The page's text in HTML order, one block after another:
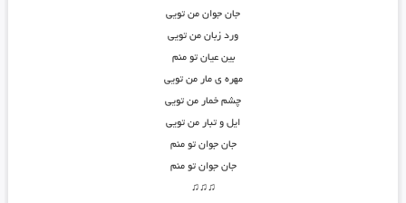
جان جوان من تویی
ورد زبان من تویی
بین عیان تو منم
مهره ی مار من تویی
چشم خمار من تویی
ایل و تبار من تویی
جان جوان تو منم
جان جوان تو منم
♫♫♫